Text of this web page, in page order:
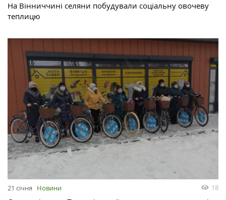
На Вінниччині селяни побудували соціальну овочеву
теплицю
21 січня Новини 18